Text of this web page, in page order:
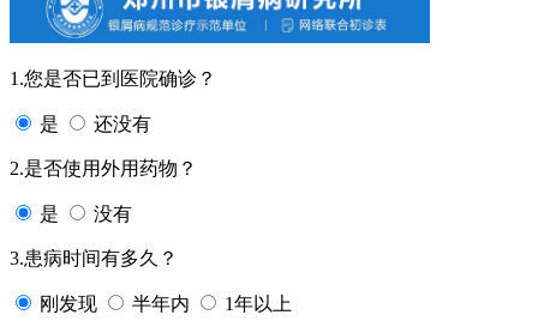
1.您是否已到医院确诊？
是 还没有
2.是否使用外用药物？
是 没有
3.患病时间有多久？
刚发现 半年内 1年以上